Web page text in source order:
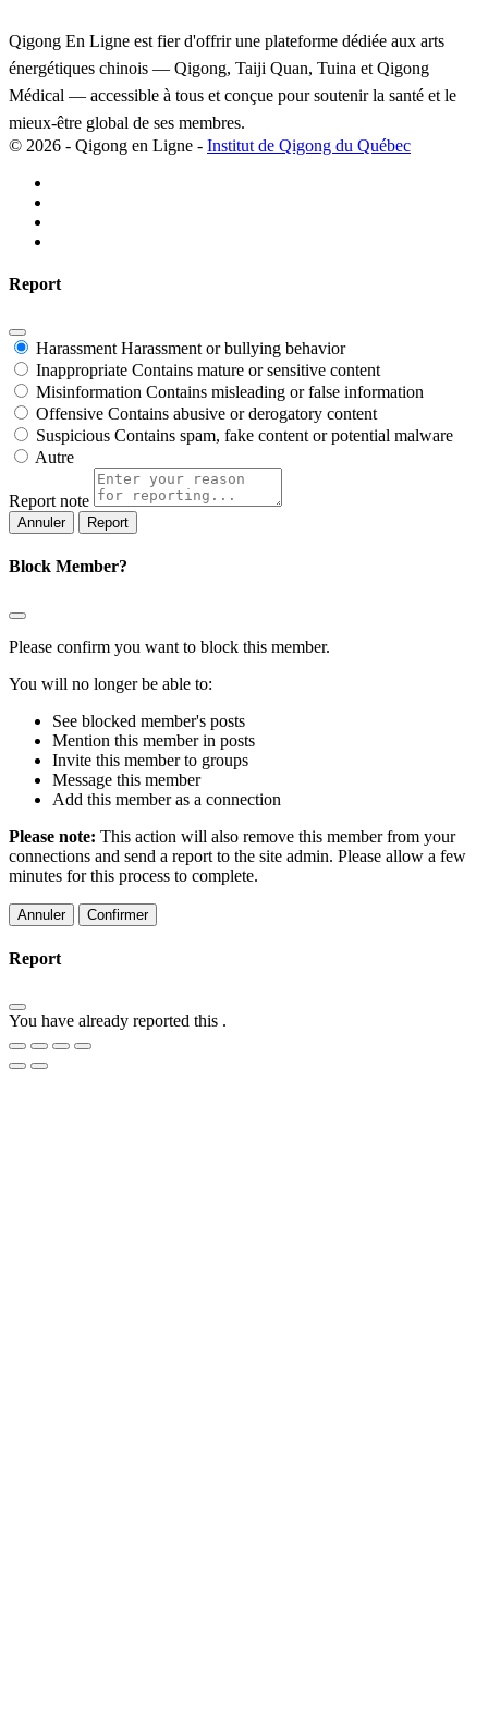
Qigong En Ligne est fier d'offrir une plateforme dédiée aux arts
énergétiques chinois — Qigong, Taiji Quan, Tuina et Qigong
Médical — accessible à tous et conçue pour soutenir la santé et le
mieux-être global de ses membres.
© 2026 - Qigong en Ligne - Institut de Qigong du Québec
Report
Harassment Harassment or bullying behavior
Inappropriate Contains mature or sensitive content
Misinformation Contains misleading or false information
Offensive Contains abusive or derogatory content
Suspicious Contains spam, fake content or potential malware
Autre
Report note
Report
Block Member?
Please confirm you want to block this member.
You will no longer be able to:
See blocked member's posts
Mention this member in posts
Invite this member to groups
Message this member
Add this member as a connection
Please note: This action will also remove this member from your
connections and send a report to the site admin. Please allow a few
minutes for this process to complete.
Confirmer
Report
You have already reported this .